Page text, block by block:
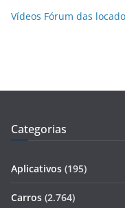
Vídeos Fórum das
Categorias
Aplicativos (195)
Carros (2.764)